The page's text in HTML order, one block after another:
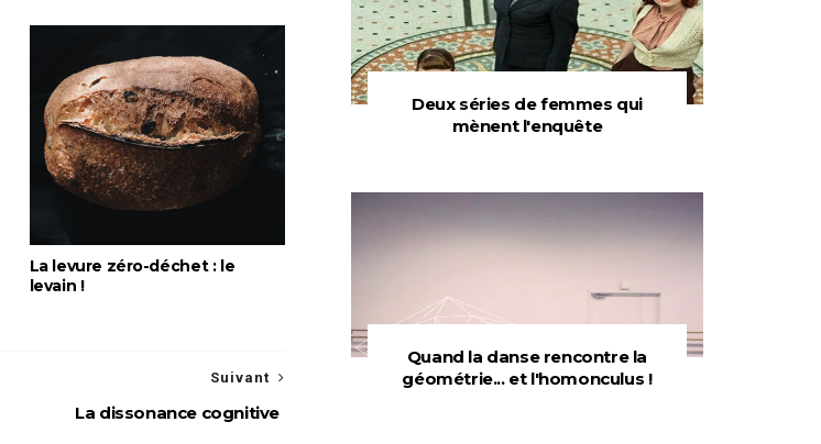
La levure zéro-déchet : le
levain !
Suivant
La dissonance cognitive
Deux séries de femmes qui
mènent l'enquête
Quand la danse rencontre la
géométrie... et l'homonculus !